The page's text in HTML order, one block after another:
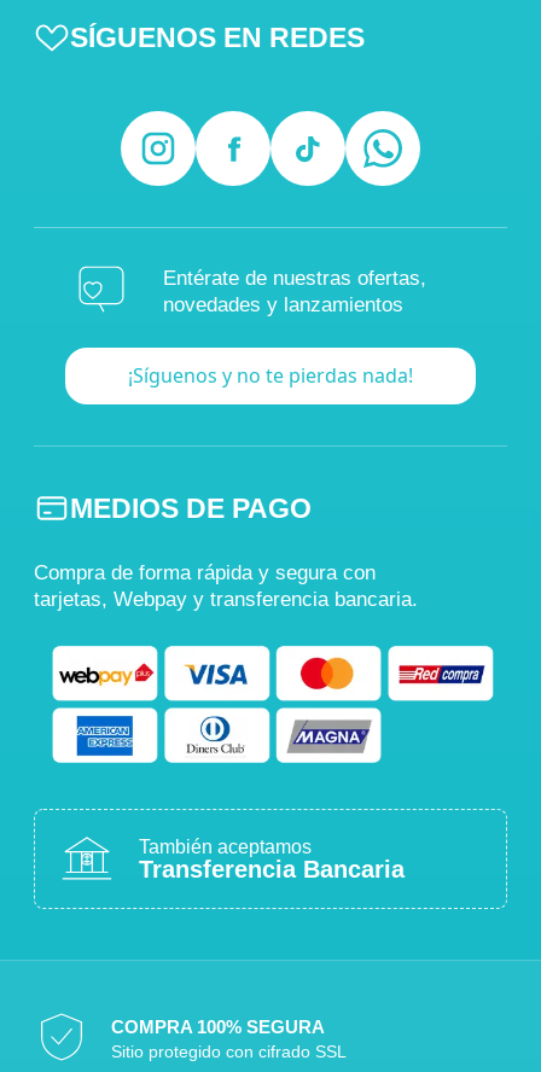
SÍGUENOS EN REDES
Entérate de nuestras ofertas,
novedades y lanzamientos
¡Síguenos y no te pierdas nada!
MEDIOS DE PAGO
Compra de forma rápida y segura con
tarjetas, Webpay y transferencia bancaria.
También aceptamos
Transferencia Bancaria
COMPRA 100% SEGURA
Sitio protegido con cifrado SSL